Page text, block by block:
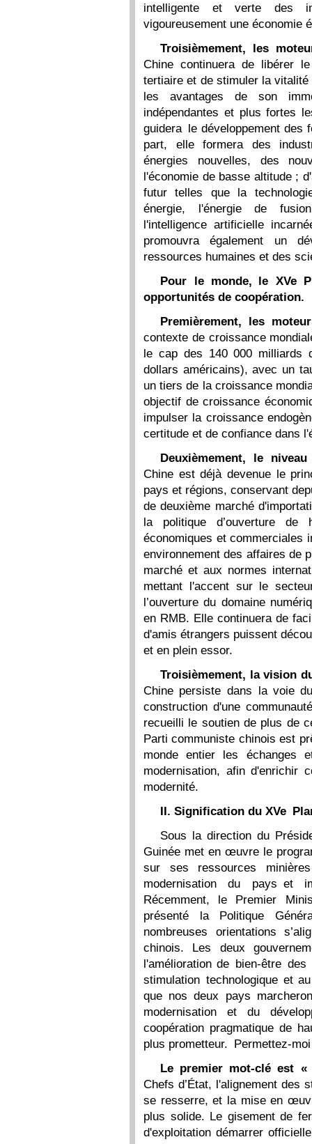
intelligente et verte des
vigoureusement une économie
Troisièmement, les
Chine continuera de libérer
tertiaire et de stimuler la
les avantages de son
indépendantes et plus fortes
guidera le développement des
part, elle formera des
énergies nouvelles, des
l'économie de basse altitude ;
futur telles que la
énergie, l'énergie de
l'intelligence artificielle
promouvra également un
ressources humaines et des
Pour le monde, le XVe
opportunités de coopération.
Premièrement, les
contexte de croissance
le cap des 140 000 milliards
dollars américains), avec un
un tiers de la croissance
objectif de croissance
impulser la croissance
certitude et de confiance dans
Deuxièmement, le
Chine est déjà devenue le
pays et régions, conservant
de deuxième marché
la politique d’ouverture
économiques et commerciales
environnement des affaires de
marché et aux normes
mettant l'accent sur le
l’ouverture du domaine
en RMB. Elle continuera de
d'amis étrangers puissent
et en plein essor.
Troisièmement, la vision
Chine persiste dans la voie
construction d'une
recueilli le soutien de plus de
Parti communiste chinois est
monde entier les échanges
modernisation, afin d'enrichir
modernité.
II. Signification du XVe
Sous la direction du
Guinée met en œuvre le
sur ses ressources
modernisation du pays et
Récemment, le Premier
présenté la Politique
nombreuses orientations
chinois. Les deux
l'amélioration de bien-être
stimulation technologique et
que nos deux pays
modernisation et du
coopération pragmatique de
plus prometteur. Permettez-
Le premier mot-clé est «
Chefs d’État, l'alignement des
se resserre, et la mise en
plus solide. Le gisement de
d'exploitation démarrer